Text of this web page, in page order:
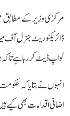
مرکزی وزیر کے مطابق
ڈائریکٹوریٹ جنرل آف
کو اپ ڈیٹ کر رہا ہے تاکہ
انہوں نے بتایا کہ